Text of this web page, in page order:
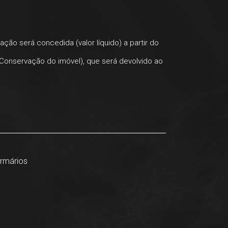
será concedida (valor líquido) a partir do
do imóvel), que será devolvido ao